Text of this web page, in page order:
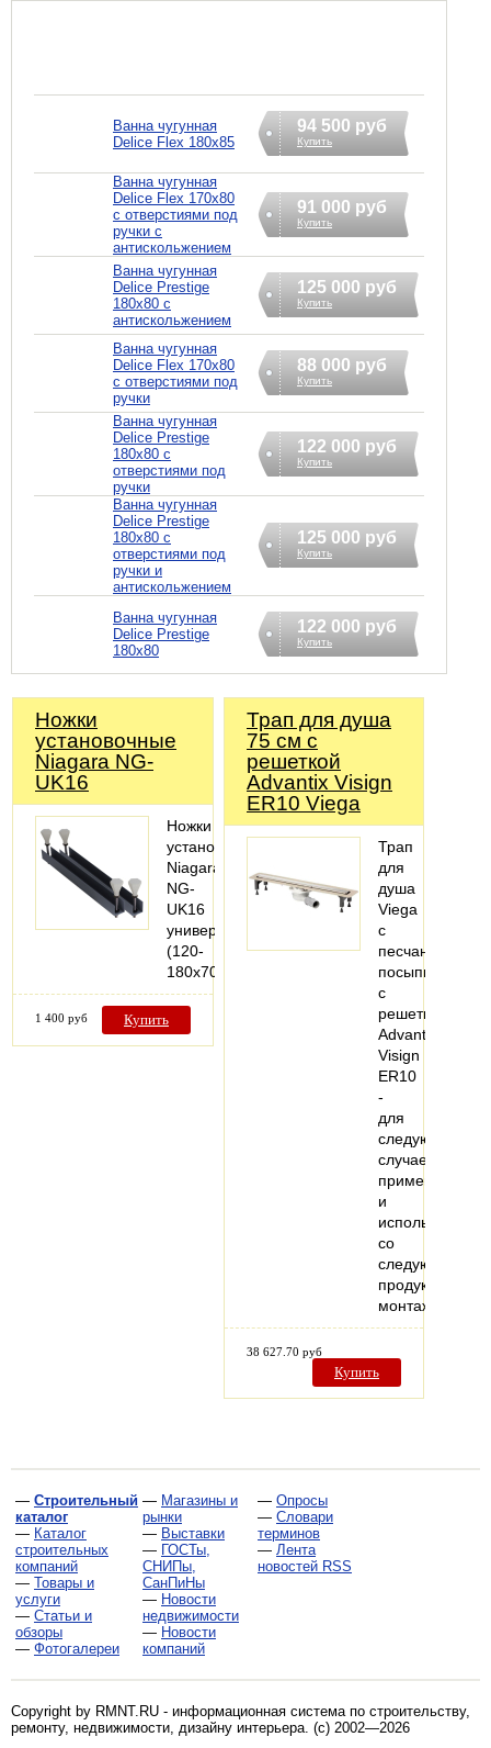
Ванна чугунная
Delice Flex 180x85
94 500 руб
Купить
Ванна чугунная
Delice Flex 170x80
с отверстиями под
ручки с
антискольжением
91 000 руб
Купить
Ванна чугунная
Delice Prestige
180x80 с
антискольжением
125 000 руб
Купить
Ванна чугунная
Delice Flex 170x80
с отверстиями под
ручки
88 000 руб
Купить
Ванна чугунная
Delice Prestige
180x80 с
отверстиями под
ручки
122 000 руб
Купить
Ванна чугунная
Delice Prestige
180x80 с
отверстиями под
ручки и
антискольжением
125 000 руб
Купить
Ванна чугунная
Delice Prestige
180x80
122 000 руб
Купить
Ножки
установочные
Niagara NG-
UK16
Ножки
установочные
Niagara
NG-
UK16
универсал.
(120-
180х70см.)
1 400 руб Купить
Трап для душа
75 см с
решеткой
Advantix Visign
ER10 Viega
Трап
для
душа
Viega
с
песчаной
посыпкой,
с
решеткой
Advantix
Visign
ER10
-
для
следующих
случаев
применения
и
использования
со
следующей
продукцией:
монтаж…
38 627.70 руб
Купить
— Строительный
каталог
— Каталог
строительных
компаний
— Товары и
услуги
— Статьи и
обзоры
— Фотогалереи
— Магазины и
рынки
— Выставки
— ГОСТы,
СНИПы,
СанПиНы
— Новости
недвижимости
— Новости
компаний
— Опросы
— Словари
терминов
— Лента
новостей RSS
Copyright by RMNT.RU - информационная система по строительству,
ремонту, недвижимости, дизайну интерьера. (c) 2002—2026